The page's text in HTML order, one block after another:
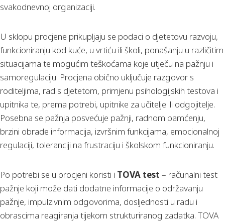
svakodnevnoj organizaciji.
U sklopu procjene prikupljaju se podaci o djetetovu razvoju,
funkcioniranju kod kuće, u vrtiću ili školi, ponašanju u različitim
situacijama te mogućim teškoćama koje utječu na pažnju i
samoregulaciju. Procjena obično uključuje razgovor s
roditeljima, rad s djetetom, primjenu psihologijskih testova i
upitnika te, prema potrebi, upitnike za učitelje ili odgojitelje.
Posebna se pažnja posvećuje pažnji, radnom pamćenju,
brzini obrade informacija, izvršnim funkcijama, emocionalnoj
regulaciji, toleranciji na frustraciju i školskom funkcioniranju.
Po potrebi se u procjeni koristi i TOVA test – računalni test
pažnje koji može dati dodatne informacije o održavanju
pažnje, impulzivnim odgovorima, dosljednosti u radu i
obrascima reagiranja tijekom strukturiranog zadatka. TOVA